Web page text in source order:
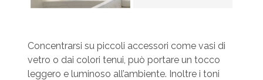
Concentrarsi su piccoli accessori come vasi di
vetro o dai colori tenui, può portare un tocco
leggero e luminoso all’ambiente. Inoltre i toni